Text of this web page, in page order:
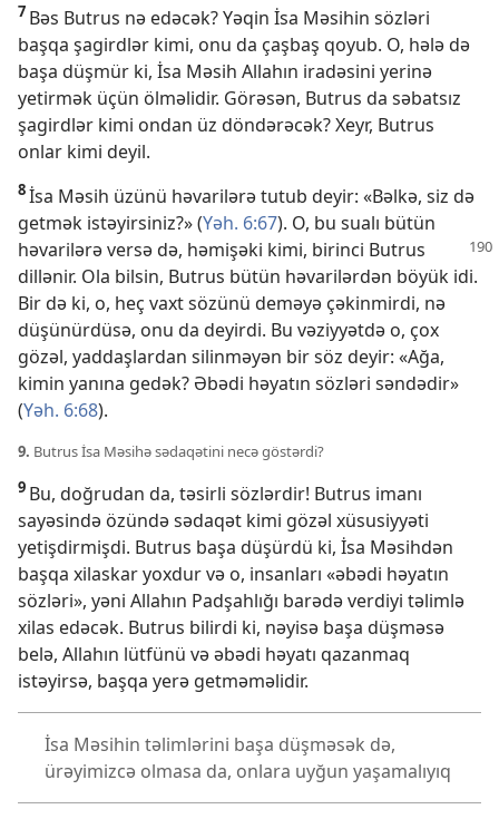
7 Bəs Butrus nə edəcək? Yəqin İsa Məsihin sözləri
başqa şagirdlər kimi, onu da çaşbaş qoyub. O, hələ də
başa düşmür ki, İsa Məsih Allahın iradəsini yerinə
yetirmək üçün ölməlidir. Görəsən, Butrus da səbatsız
şagirdlər kimi ondan üz döndərəcək? Xeyr, Butrus
onlar kimi deyil.
8İsa Məsih üzünü həvarilərə tutub deyir: «Bəlkə, siz də
getmək istəyirsiniz?» (Yəh. 6:67). O, bu sualı bütün
həvarilərəversə də, həmişəki kimi, birinci Butrus
dillənir. Ola bilsin, Butrus bütün həvarilərdən böyük idi.
Bir də ki, o, heç vaxt sözünü deməyə çəkinmirdi, nə
düşünürdüsə, onu da deyirdi. Bu vəziyyətdə o, çox
gözəl, yaddaşlardan silinməyən bir söz deyir: «Ağa,
kimin yanına gedək? Əbədi həyatın sözləri səndədir»
(Yəh. 6:68).
9. Butrus İsa Məsihə sədaqətini necə göstərdi?
9 Bu, doğrudan da, təsirli sözlərdir! Butrus imanı
sayəsində özündə sədaqət kimi gözəl xüsusiyyəti
yetişdirmişdi. Butrus başa düşürdü ki, İsa Məsihdən
başqa xilaskar yoxdur və o, insanları «əbədi həyatın
sözləri», yəni Allahın Padşahlığı barədə verdiyi təlimlə
xilas edəcək. Butrus bilirdi ki, nəyisə başa düşməsə
belə, Allahın lütfünü və əbədi həyatı qazanmaq
istəyirsə, başqa yerə getməməlidir.
İsa Məsihin təlimlərini başa düşməsək də,
ürəyimizcə olmasa da, onlara uyğun yaşamalıyıq